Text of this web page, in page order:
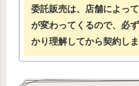
委託販売は、 店舗によっ
が変わってくるので、必
かり理解してから契約し